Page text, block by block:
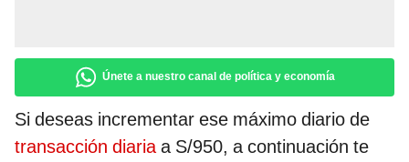
Únete a nuestro canal de política y economía
Si deseas incrementar ese máximo diario de
transacción diariaa S/950, a continuación te